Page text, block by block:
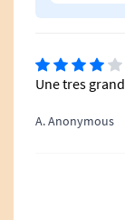
Une tres
A. Anonymous
Très bien